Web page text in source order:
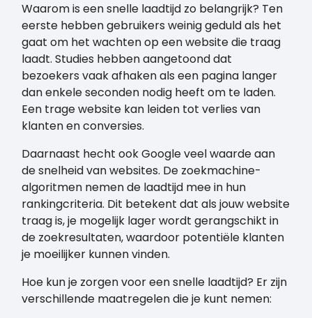
Waarom is een snelle laadtijd zo belangrijk? Ten
eerste hebben gebruikers weinig geduld als het
gaat om het wachten op een website die traag
laadt. Studies hebben aangetoond dat
bezoekers vaak afhaken als een pagina langer
dan enkele seconden nodig heeft om te laden.
Een trage website kan leiden tot verlies van
klanten en conversies.
Daarnaast hecht ook Google veel waarde aan
de snelheid van websites. De zoekmachine-
algoritmen nemen de laadtijd mee in hun
rankingcriteria. Dit betekent dat als jouw website
traag is, je mogelijk lager wordt gerangschikt in
de zoekresultaten, waardoor potentiële klanten
je moeilijker kunnen vinden.
Hoe kun je zorgen voor een snelle laadtijd? Er zijn
verschillende maatregelen die je kunt nemen: